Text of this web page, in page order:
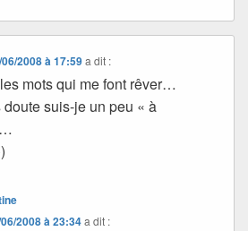
2008 à 17:59 a dit :
les mots qui me font rêver…
doute suis-je un peu « à
2008 à 23:34a dit :